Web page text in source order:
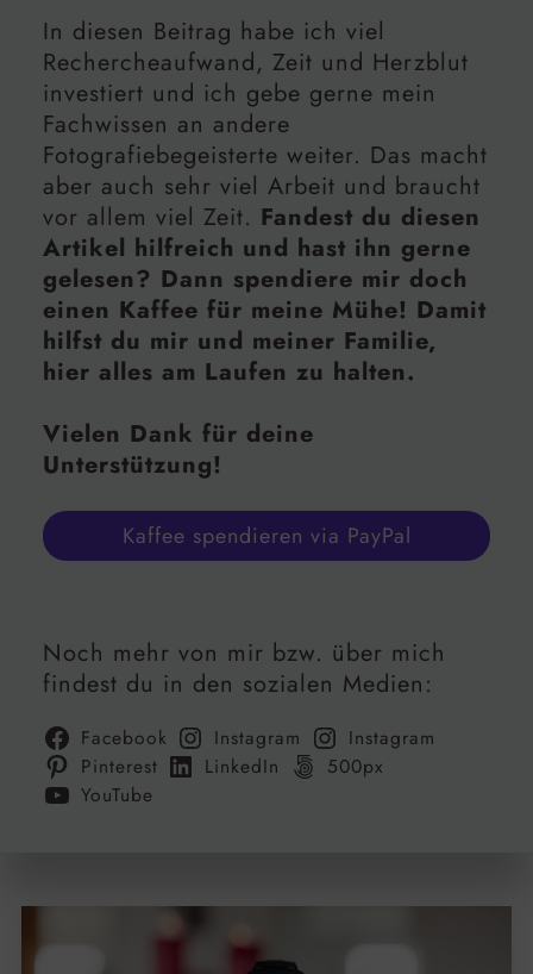
In diesen Beitrag habe ich viel
Rechercheaufwand, Zeit und Herzblut
investiert und ich gebe gerne mein
Fachwissen an andere
Fotografiebegeisterte weiter. Das macht
aber auch sehr viel Arbeit und braucht
vor allem viel Zeit. Fandest du diesen
Artikel hilfreich und hast ihn gerne
gelesen? Dann spendiere mir doch
einen Kaffee für meine Mühe! Damit
hilfst du mir und meiner Familie,
hier alles am Laufen zu halten.
Vielen Dank für deine
Unterstützung!
Kaffee spendieren via PayPal
Noch mehr von mir bzw. über mich
findest du in den sozialen Medien:
Facebook Instagram
Instagram
Pinterest
LinkedIn
500px
YouTube